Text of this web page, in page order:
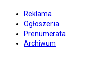
Reklama
Ogłoszenia
Prenumerata
Archiwum